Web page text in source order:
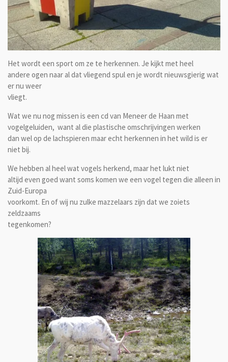
Het wordt een sport om ze te herkennen. Je kijkt met heel
andere ogen naar al dat vliegend spul en je wordt nieuwsgierig wat
er nu weer
vliegt.
Wat we nu nog missen is een cd van Meneer de Haan met
vogelgeluiden, want al die plastische omschrijvingen werken
dan wel op de lachspieren maar echt herkennen in het wild is er
niet bij.
We hebben al heel wat vogels herkend, maar het lukt niet
altijd even goed want soms komen we een vogel tegen die alleen in
Zuid-Europa
voorkomt. En of wij nu zulke mazzelaars zijn dat we zoiets
zeldzaams
tegenkomen?